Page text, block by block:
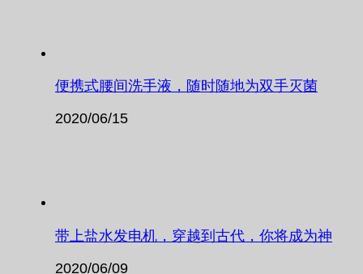
便携式腰间洗手液，随时随地为双手灭菌
2020/06/15
带上盐水发电机，穿越到古代，你将成为神
2020/06/09